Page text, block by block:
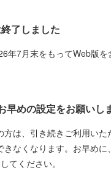
了しました
年7月末をもってWeb版
めの設定をお願いし
は、引き続きご利用い
なくなります。お早め
てください。